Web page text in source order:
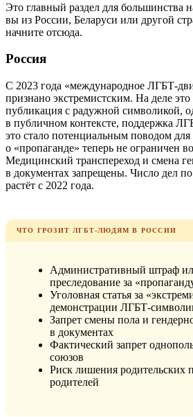
Это главный раздел для большинства
вы из России, Беларуси или другой
начните отсюда.
Россия
С 2023 года «международное ЛГБТ-
признано экстремистским. На деле это
публикация с радужной символикой,
в публичном контексте, поддержка
это стало потенциальным поводом для
о «пропаганде» теперь не ограничен
Медицинский транспереход и смена
в документах запрещены. Число дел
растёт с 2022 года.
ЧТО ГРОЗИТ ЛГБТ-ЛЮДЯМ В РОССИИ
Административный штраф
преследование за
Уголовная статья за
демонстрации ЛГБТ-
Запрет смены пола и
в документах
Фактический запрет
союзов
Риск лишения родительских
родителей